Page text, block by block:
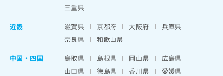
三重県
近畿
滋賀県 京都府 大阪府
兵庫県
奈良県
和歌山県
中国・四国
鳥取県 島根県 岡山県
広島県
山口県
徳島県 香川県
愛媛県